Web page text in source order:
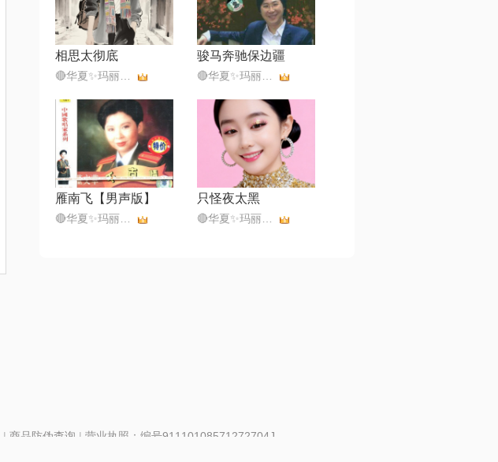
相思太彻底 骏马奔驰保边疆
雁南飞【男声版】 只怪夜太黑
| 商品防伪查询 | 营业执照：编号91110108571272704J